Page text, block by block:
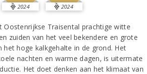
2024
2024
Oostenrijkse Traisental prachtige witte
zuiden van het veel bekendere en grote
het hoge kalkgehalte in de grond. Het
nachten en warme dagen, is uitermate
Het doet denken aan het klimaat van